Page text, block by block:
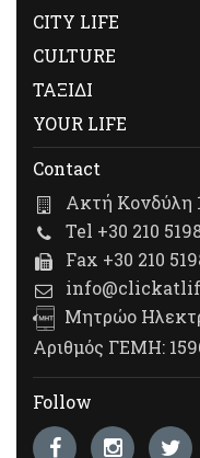
CITY LIFE
CULTURE
ΤΑΞΙΔΙ
YOUR LIFE
Contact
Ακτή Κονδύλη
Tel +30 210
Fax +30 210
Μητρώο
Αριθμός ΓΕΜΗ:
Follow